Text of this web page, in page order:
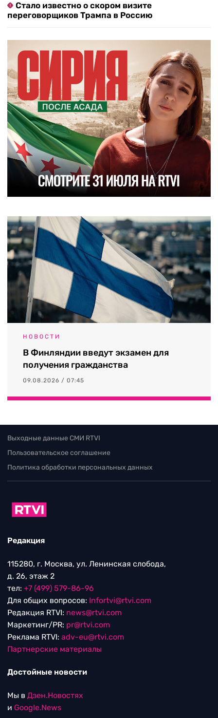
Стало известно о скором визите
переговорщиков Трампа в Россию
НОВОСТИ
В Финляндии введут экзамен для
получения гражданства
09.08.2026 / 07:45
Выходные данные СМИ RTVI
Пользовательское соглашение
Политика обработки персональных данных
Редакция
115280, г. Москва, ул. Ленинская слобода,
д. 26, этаж 2
тел: +7 (499) 579-86-96
Для общих вопросов: Infortvi@rtvi.com
Редакция RTVI: news@rtvi.com
Маркетинг/PR: pr@rtvi.com
Реклама RTVI: adv-eu@rtvi.com
Партнерские материалы
Достойные новости
Мы в Дзен.Новостях
и Google.News